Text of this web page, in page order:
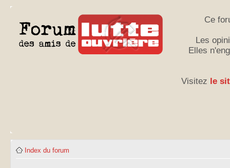
Ce
Les
Elles
Visitez le
Index du forum